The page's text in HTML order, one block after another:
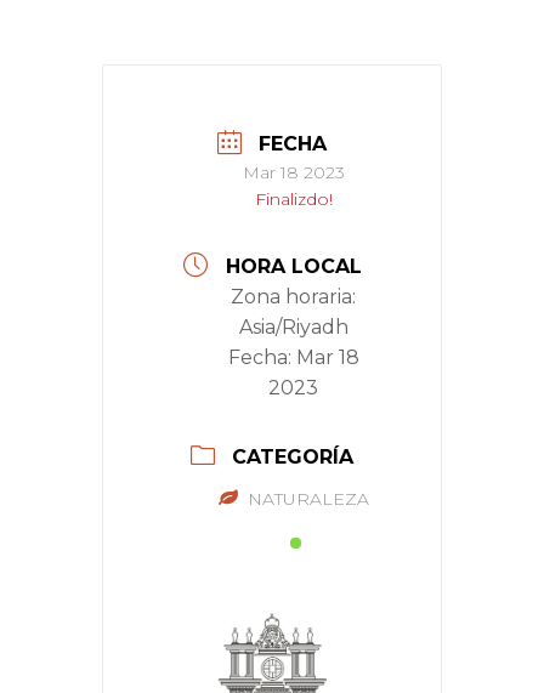
FECHA
Mar 18 2023
Finalizdo!
HORA LOCAL
Zona horaria:
Asia/Riyadh
Fecha: Mar 18
2023
CATEGORÍA
NATURALEZA